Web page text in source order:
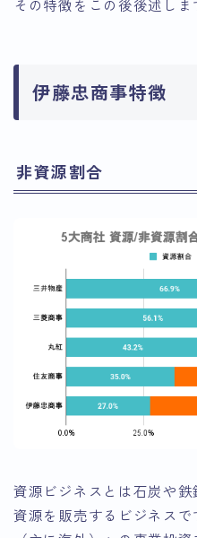
その特徴をこの後後述しま
伊藤忠商事特徴
非資源割合
資源ビジネスとは石炭や
資源を販売するビジネス